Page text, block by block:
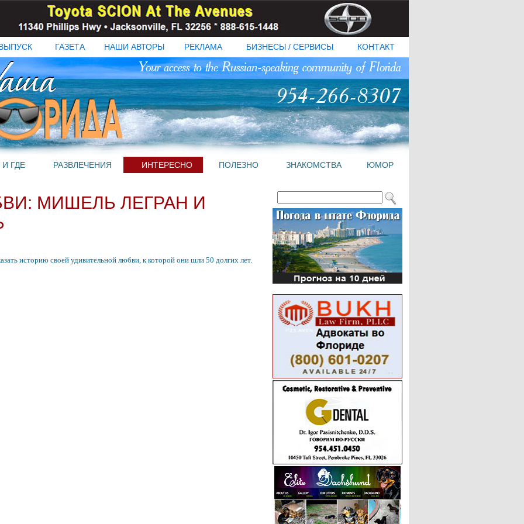
ГАЗЕТА НАШИ АВТОРЫ РЕКЛАМА БИЗНЕСЫ / СЕРВИСЫ КОНТАКТ
И ГДЕ РАЗВЛЕЧЕНИЯ ИНТЕРЕСНО ПОЛЕЗНО ЗНАКОМСТВА ЮМОР
МИШЕЛЬ ЛЕГРАН И
историю своей удивительной любви, к которой они шли 50 долгих лет.